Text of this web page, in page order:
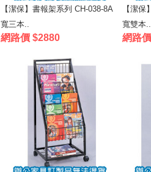
【潔保】書報架系列 CH-038-8A
寬三本..
網路價 $2880
【潔
寬雙本..
網路